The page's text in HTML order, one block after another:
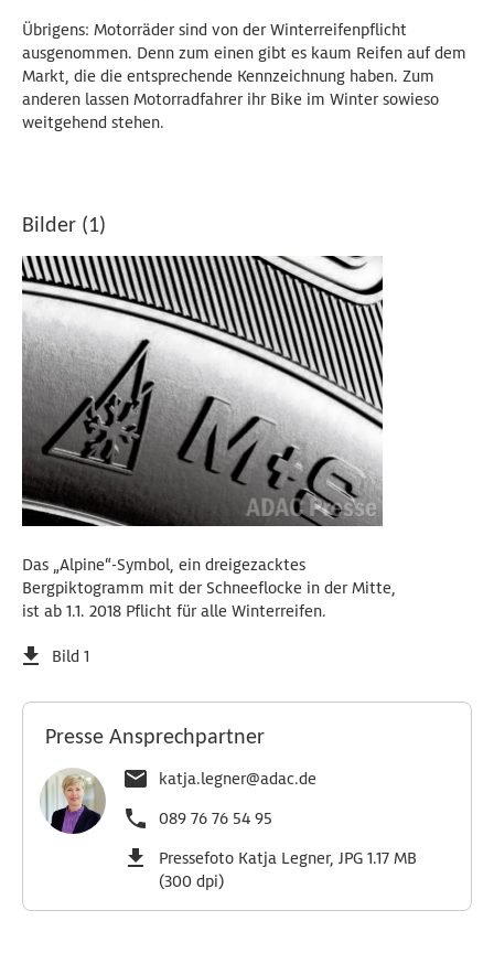
Übrigens: Motorräder sind von der Winterreifenpflicht
ausgenommen. Denn zum einen gibt es kaum Reifen auf dem
Markt, die die entsprechende Kennzeichnung haben. Zum
anderen lassen Motorradfahrer ihr Bike im Winter sowieso
weitgehend stehen.
Bilder (1)
Das „Alpine“-Symbol, ein dreigezacktes
Bergpiktogramm mit der Schneeflocke in der Mitte,
ist ab 1.1. 2018 Pflicht für alle Winterreifen.
Bild 1
Presse Ansprechpartner
katja.legner@adac.de
089 76 76 54 95
Pressefoto Katja Legner, JPG 1.17 MB
(300 dpi)